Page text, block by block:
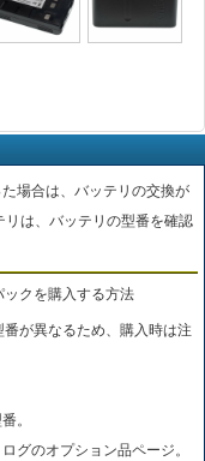
場合は、バッテリの交換が
は、バッテリの型番を確認
ックを購入する方法
が異なるため、購入時は注
。
グのオプション品ページ。